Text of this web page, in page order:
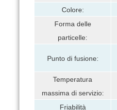
Colore:
Forma delle
particelle:
Punto di fusione:
Temperatura
massima di servizio:
Friabilità